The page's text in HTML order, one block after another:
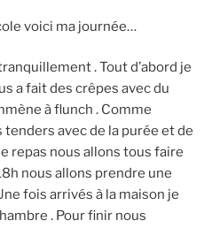
voici ma journée…
. Tout d’abord je
a fait des crêpes avec du
à flunch . Comme
tenders avec de la purée et de
repas nous allons tous faire
nous allons prendre une
fois arrivés à la maison je
. Pour finir nous